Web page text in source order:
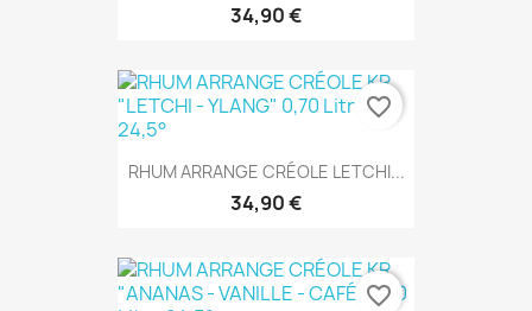
34,90 €
RHUM ARRANGE CRÉOLE LETCHI...
34,90 €
favorite_border
favorite_border